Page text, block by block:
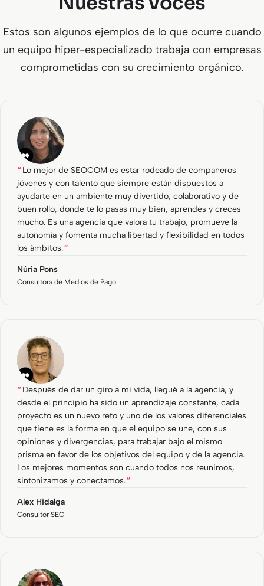
Estos son algunos ejemplos de lo que ocurre cuando
un equipo hiper-especializado trabaja con empresas
comprometidas con su crecimiento orgánico.
Lo mejor de SEOCOM es estar rodeado de compañeros
jóvenes y con talento que siempre están dispuestos a
ayudarte en un ambiente muy divertido, colaborativo y de
buen rollo, donde te lo pasas muy bien, aprendes y creces
mucho. Es una agencia que valora tu trabajo, promueve la
autonomía y fomenta mucha libertad y flexibilidad en todos
los ámbitos.
Núria Pons
Consultora de Medios de Pago
Después de dar un giro a mi vida, llegué a la agencia, y
desde el principio ha sido un aprendizaje constante, cada
proyecto es un nuevo reto y uno de los valores diferenciales
que tiene es la forma en que el equipo se une, con sus
opiniones y divergencias, para trabajar bajo el mismo
prisma en favor de los objetivos del equipo y de la agencia.
Los mejores momentos son cuando todos nos reunimos,
sintonizamos y conectamos.
Alex Hidalga
Consultor SEO